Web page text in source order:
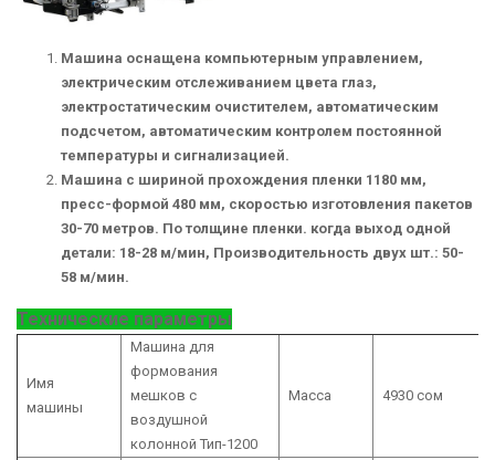
Машина оснащена компьютерным управлением,
электрическим отслеживанием цвета глаз,
электростатическим очистителем, автоматическим
подсчетом, автоматическим контролем постоянной
температуры и сигнализацией.
Машина с шириной прохождения пленки 1180 мм,
пресс-формой 480 мм, скоростью изготовления пакетов
30-70 метров. По толщине пленки. когда выход одной
детали: 18-28 м/мин, Производительность двух шт.: 50-
58 м/мин.
Технические параметры
Имя
машины
Машина для
формования
мешков с
воздушной
колонной Тип-1200
Масса 4930 сом